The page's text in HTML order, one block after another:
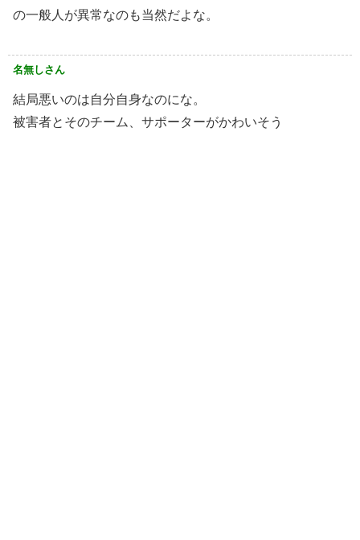
の一般人が異常なのも当然だよな。
名無しさん
結局悪いのは自分自身なのにな。
被害者とそのチーム、サポーターがかわいそう